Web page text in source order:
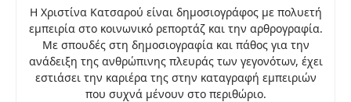
Η Χριστίνα Κατσαρού είναι δημοσιογράφος με πολυετή
εμπειρία στο κοινωνικό ρεπορτάζ και την αρθρογραφία.
Με σπουδές στη δημοσιογραφία και πάθος για την
ανάδειξη της ανθρώπινης πλευράς των γεγονότων, έχει
εστιάσει την καριέρα της στην καταγραφή εμπειριών
που συχνά μένουν στο περιθώριο.